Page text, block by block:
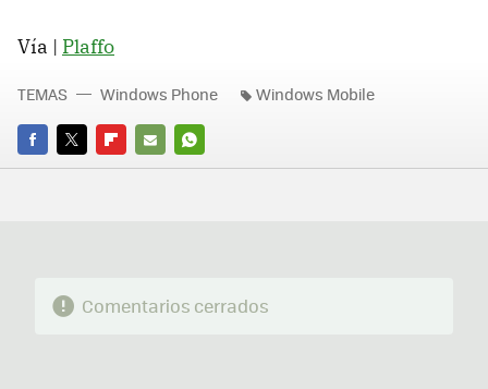
Vía | Plaffo
FACEBOOK
TWITTERFLIPBOARD
E-
WHATSAPP
TEMAS Windows Phone Windows Mobile
Comentarios cerrados